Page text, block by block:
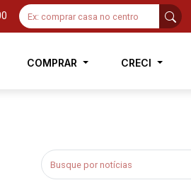
COMPRAR CRECI